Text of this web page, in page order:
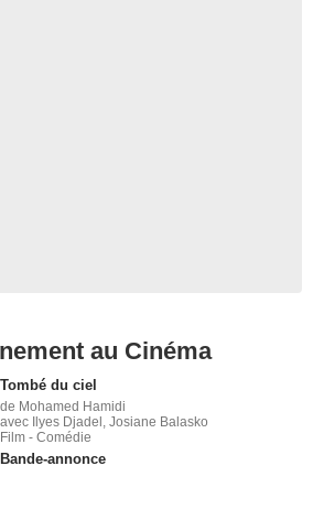
au Cinéma
Tombé du ciel
de Mohamed Hamidi
avec Ilyes Djadel, Josiane Balasko
Film - Comédie
Bande-annonce